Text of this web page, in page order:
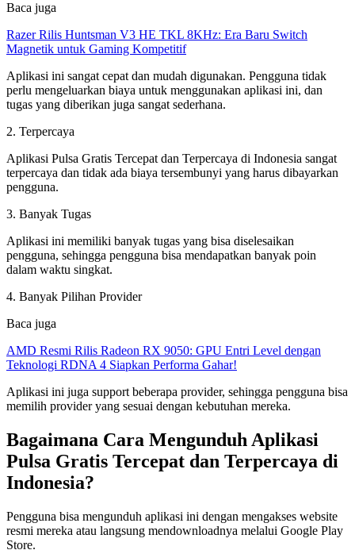
Baca juga
Razer Rilis Huntsman V3 HE TKL 8KHz: Era Baru Switch
Magnetik untuk Gaming Kompetitif
Aplikasi ini sangat cepat dan mudah digunakan. Pengguna tidak
perlu mengeluarkan biaya untuk menggunakan aplikasi ini, dan
tugas yang diberikan juga sangat sederhana.
2. Terpercaya
Aplikasi Pulsa Gratis Tercepat dan Terpercaya di Indonesia sangat
terpercaya dan tidak ada biaya tersembunyi yang harus dibayarkan
pengguna.
3. Banyak Tugas
Aplikasi ini memiliki banyak tugas yang bisa diselesaikan
pengguna, sehingga pengguna bisa mendapatkan banyak poin
dalam waktu singkat.
4. Banyak Pilihan Provider
Baca juga
AMD Resmi Rilis Radeon RX 9050: GPU Entri Level dengan
Teknologi RDNA 4 Siapkan Performa Gahar!
Aplikasi ini juga support beberapa provider, sehingga pengguna bisa
memilih provider yang sesuai dengan kebutuhan mereka.
Bagaimana Cara Mengunduh Aplikasi
Pulsa Gratis Tercepat dan Terpercaya di
Indonesia?
Pengguna bisa mengunduh aplikasi ini dengan mengakses website
resmi mereka atau langsung mendownloadnya melalui Google Play
Store.